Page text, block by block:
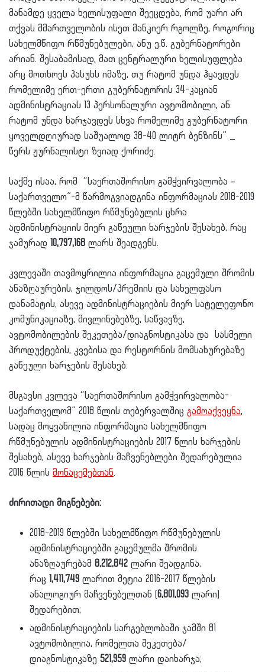
მანამდე ყველა ხელისუფალი შეეცდება, რომ უარი არ
თქვას მმართველობის ისეთ მანკიერ რგოლზე, როგორიც
სახელმწიფო რწმუნებულები, ანუ ე.წ. გუბერნატორები
არიან. შესაბამისად, მათ ცენტრალური ხელისუფლება
არც მოთხოვს პასუხს იმაზე, თუ რატომ უნდა ჰყავდეს
რომელიმე ერთ-ერთი გუბერნატორის 34-კაციან
ადმინისტრაციას 13 პერსონალური ავტომობილი, ან
რატომ უნდა ხარჯავდეს სხვა რომელიმე გუბერნატორი
ყოველდღიურად საშუალოდ 38-40 ლიტრ ბენზინს” _
წერს ჟურნალისტი ზვიად ქორიძე.
საქმე ისაა, რომ “საერთაშორისო გამჭვირვალობა –
საქართველო”-მ წარმოგვიადგინა ინფორმაციას 2018-2019
წლებში სახელმწიფო რწმუნებულის ცხრა
ადმინისტრაციის მიერ გაწეული ხარჯების შესახებ, რაც
ჯამურად 10,797,168 ლარს შეადგენს.
კვლევაში თავმოყრილია ინფორმაცია გაცემული შრომის
ანაზღაურების, ჯილდოს/პრემიის და სახელფასო
დანამატის, ასევე ადმინისტრაციების მიერ სატელეფონო
კომუნიკაციაზე, მივლინებებზე, საწვავზე,
ავტომობილების შეკეთება/დიაგნოსტიკასა და სასმელი
პროდუქტების, კვებისა და რესტორნის მომსახურებაზე
გაწეული ხარჯების შესახებ.
მსგავსი კვლევა “საერთაშორისო გამჭვირვალობა-
საქართველომ” 2018 წლის თებერვალშიც გამოაქვეყნა,
სადაც მოყვანილია ინფორმაცია სახელმწიფო
რწმუნებულის ადმინისტრაციების 2017 წლის ხარჯების
შესახებ, ასევე ხარჯების მაჩვენებლები შედარებულია
2016 წლის მონაცემებთან.
ძირითადი მიგნებები:
2018-2019 წლებში სახელმწიფო რწმუნებულის
ადმინისტრაციებში გაცემულმა შრომის
ანაზღაურებამ 8,212,842 ლარი შეადგინა,
რაც 1,411,749 ლარით მეტია 2016-2017 წლების
ანალოგიურ მაჩვენებელთან ( 6,801,093 ლარი)
შედარებით;
ადმინისტრაციების სარგებლობაში ჯამში 81
ავტომობილია, რომელთა შეკეთება/
დიაგნოსტიკაზე 521,959 ლარი დაიხარჯა;